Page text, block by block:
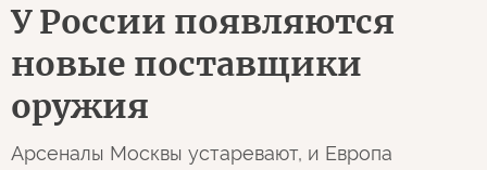
У России появляются
новые поставщики
оружия
Арсеналы Москвы устаревают, и Европа